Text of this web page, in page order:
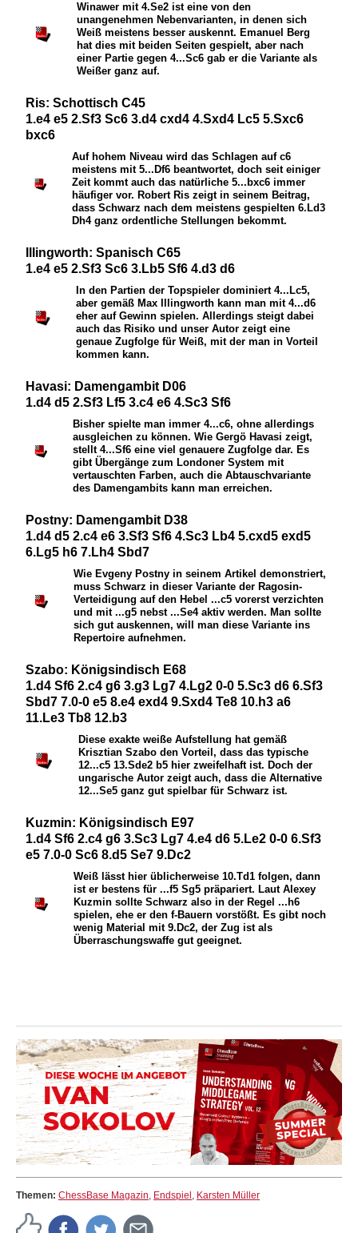
Winawer mit 4.Se2 ist eine von den
unangenehmen Nebenvarianten, in denen sich
Weiß meistens besser auskennt. Emanuel Berg
hat dies mit beiden Seiten gespielt, aber nach
einer Partie gegen 4...Sc6 gab er die Variante als
Weißer ganz auf.
Ris: Schottisch C45
1.e4 e5 2.Sf3 Sc6 3.d4 cxd4 4.Sxd4 Lc5 5.Sxc6
bxc6
Auf hohem Niveau wird das Schlagen auf c6
meistens mit 5... Df6 beantwortet, doch seit einiger
Zeit kommt auch das natürliche 5...bxc6 immer
häufiger vor. Robert Ris zeigt in seinem Beitrag,
dass Schwarz nach dem meistens gespielten 6. Ld3
Dh4 ganz ordentliche Stellungen bekommt.
Illingworth: Spanisch C65
1.e4 e5 2.Sf3 Sc6 3.Lb5 Sf6 4.d3 d6
In den Partien der Topspieler dominiert 4... Lc5,
aber gemäß Max Illingworth kann man mit 4...d6
eher auf Gewinn spielen. Allerdings steigt dabei
auch das Risiko und unser Autor zeigt eine
genaue Zugfolge für Weiß, mit der man in Vorteil
kommen kann.
Havasi: Damengambit D06
1.d4 d5 2.Sf3 Lf5 3.c4 e6 4.Sc3 Sf6
Bisher spielte man immer 4...c6, ohne allerdings
ausgleichen zu können. Wie Gergö Havasi zeigt,
stellt 4...Sf6 eine viel genauere Zugfolge dar. Es
gibt Übergänge zum Londoner System mit
vertauschten Farben, auch die Abtauschvariante
des Damengambits kann man erreichen.
Postny: Damengambit D38
1.d4 d5 2.c4 e6 3.Sf3 Sf6 4.Sc3 Lb4 5.cxd5 exd5
6.Lg5 h6 7.Lh4 Sbd7
Wie Evgeny Postny in seinem Artikel demonstriert,
muss Schwarz in dieser Variante der Ragosin-
Verteidigung auf den Hebel ...c5 vorerst verzichten
und mit ...g5 nebst ...Se4 aktiv werden. Man sollte
sich gut auskennen, will man diese Variante ins
Repertoire aufnehmen.
Szabo: Königsindisch E68
1.d4 Sf6 2.c4 g6 3.g3 Lg7 4.Lg2 0-0 5.Sc3 d6 6.Sf3
Sbd7 7.0-0 e5 8.e4 exd4 9.Sxd4 Te8 10.h3 a6
11.Le3 Tb8 12.b3
Diese exakte weiße Aufstellung hat gemäß
Krisztian Szabo den Vorteil, dass das typische
12...c5 13.Sde2 b5 hier zweifelhaft ist. Doch der
ungarische Autor zeigt auch, dass die Alternative
12...Se5 ganz gut spielbar für Schwarz ist.
Kuzmin: Königsindisch E97
1.d4 Sf6 2.c4 g6 3.Sc3 Lg7 4.e4 d6 5.Le2 0-0 6.Sf3
e5 7.0-0 Sc6 8.d5 Se7 9.Dc2
Weiß lässt hier üblicherweise 10.Td1 folgen, dann
ist er bestens für ...f5 Sg5 präpariert. Laut Alexey
Kuzmin sollte Schwarz also in der Regel ...h6
spielen, ehe er den f-Bauern vorstößt. Es gibt noch
wenig Material mit 9. Dc2, der Zug ist als
Überraschungswaffe gut geeignet.
Themen: ChessBase Magazin, Endspiel , Karsten Müller